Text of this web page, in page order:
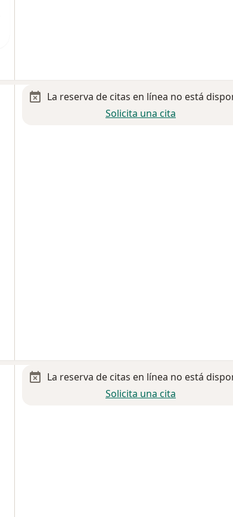
La reserva de citas en línea no está
Solicita una cita
La reserva de citas en línea no está
Solicita una cita